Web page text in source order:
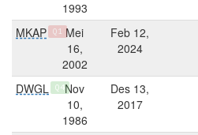
1993
MKAP Q1
Mei
16,
2002
Feb 12,
2024
DWGL Q4Nov
10,
1986
Des 13,
2017